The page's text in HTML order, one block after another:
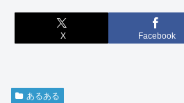
X Facebook
あるある